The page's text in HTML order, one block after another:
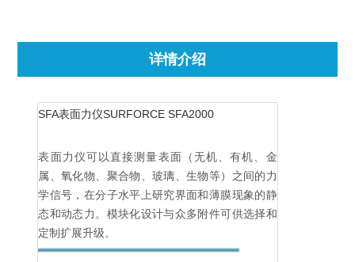
详情介绍
SFA表面力仪SURFORCE SFA2000
表面力仪可以直接测量表面（无机、有机、金
属、氧化物、聚合物、玻璃、生物等）之间的力
学信号，在分子水平上研究界面和薄膜现象的静
态和动态力。模块化设计与众多附件可供选择和
定制扩展升级。